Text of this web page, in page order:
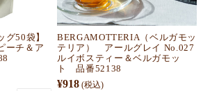
グ50袋】
ーチ＆ア
BERGAMOTTERIA（ベルガモッ
テリア） アールグレイ No.027
ルイボスティー＆ベルガモッ
ト 品番52138
¥918 (税込)